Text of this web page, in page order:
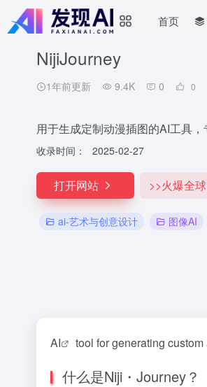
首页
NijiJourney
1年前更新 9.4K 0 0
用于生成定制动漫插图的AI工具，
收录时间： 2025-02-27
打开网站 >>火爆全
ai-艺术与创意设计 图像AI
AI tool for generating
什么是Niji・Journey？